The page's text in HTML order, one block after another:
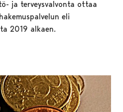
ja terveysvalvonta ottaa
eli
2019 alkaen.